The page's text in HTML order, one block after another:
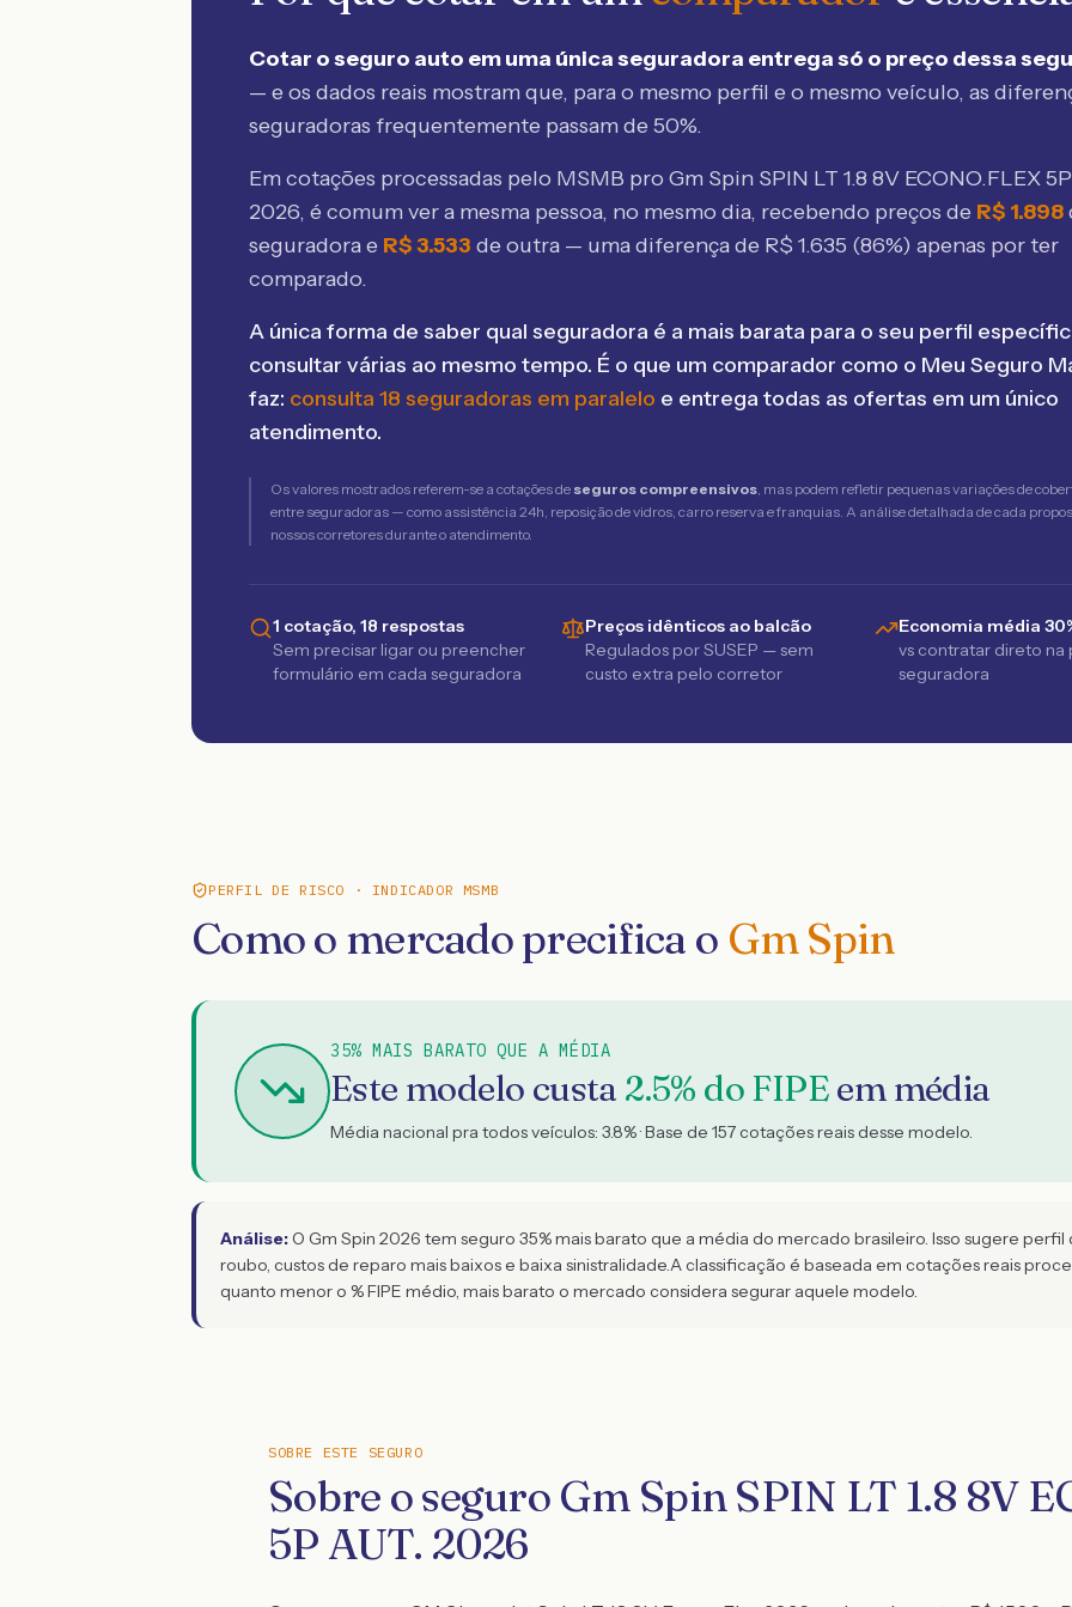
Cotar o seguro auto em uma única seguradora entrega só o preço dessa
— e os dados reais mostram que, para o mesmo perfil e o mesmo veículo, as
seguradoras frequentemente passam de 50%.
Em cotações processadas pelo MSMB pro Gm Spin SPIN LT 1.8 8V ECONO.FLEX
2026, é comum ver a mesma pessoa, no mesmo dia, recebendo preços de R$ 1.898
seguradora e R$3.533 de outra — uma diferença de R$ 1.635 (86%) apenas por ter
comparado.
A única forma de saber qual seguradora é a mais barata para o seu perfil
consultar várias ao mesmo tempo. É o que um comparador como o Meu Seguro
faz: consulta 18 seguradoras em paralelo e entrega todas as ofertas em um único
atendimento.
Os valores mostrados referem-se a cotações de seguros compreensivos, mas podem refletir pequenas variações de
entre seguradoras — como assistência 24h, reposição de vidros, carro reserva e franquias. A análise detalhada de cada
nossos corretores durante o atendimento.
1 cotação, 18 respostas
Sem precisar ligar ou preencher
formulário em cada seguradora
Preços idênticos ao balcão
Regulados por SUSEP — sem
custo extra pelo corretor
Economia média
vs contratar direto na
seguradora
PERFIL DE RISCO · INDICADOR MSMB
Como o mercado precifica o Gm Spin
35% MAIS BARATO QUE A MÉDIA
Este modelo custa 2.5% do FIPEem média
Média nacional pra todos veículos: 3.8% · Base de 157 cotações reais desse modelo.
Análise: O Gm Spin 2026 tem seguro 35% mais barato que a média do mercado brasileiro. Isso sugere
roubo, custos de reparo mais baixos e baixa sinistralidade.A classificação é baseada em cotações reais
quanto menor o % FIPE médio, mais barato o mercado considera segurar aquele modelo.
SOBRE ESTE SEGURO
Sobre o seguro Gm Spin SPIN LT 1.8 8V
5P AUT. 2026